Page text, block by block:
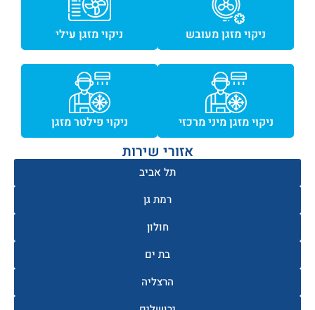
ניקוי מזגן מעובש ניקוי מזגן עילי
ניקוי מזגן מיני מרכזי ניקוי פילטר מזגן
אזורי שירות
תל אביב
רמת גן
חולון
בת ים
הרצליה